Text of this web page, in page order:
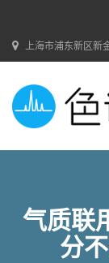
上海市浦东新区新
气质联
分